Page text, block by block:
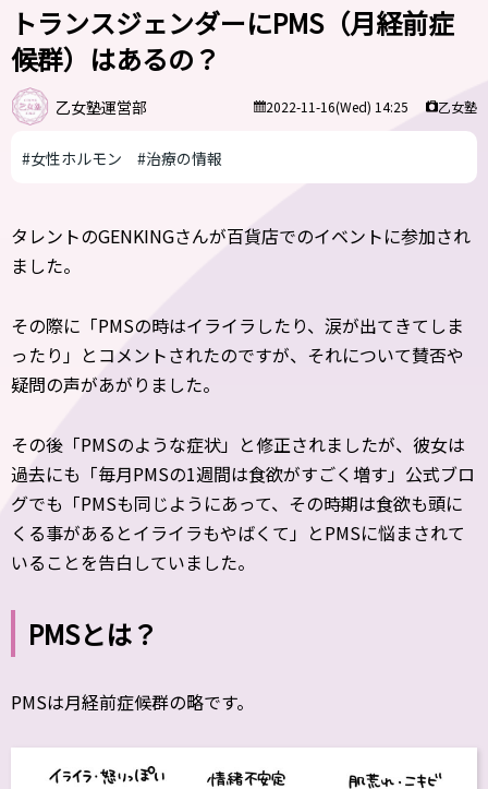
トランスジェンダーにPMS（月経前症
候群）はあるの？
乙女塾運営部 2022-11-16(Wed) 14:25 乙女塾
#女性ホルモン #治療の情報
タレントのGENKINGさんが百貨店でのイベントに参加され
ました。
その際に「PMSの時はイライラしたり、涙が出てきてしま
ったり」とコメントされたのですが、それについて賛否や
疑問の声があがりました。
その後「PMSのような症状」と修正されましたが、彼女は
過去にも「毎月PMSの1週間は食欲がすごく増す」公式ブロ
グでも「PMSも同じようにあって、その時期は食欲も頭に
くる事があるとイライラもやばくて」とPMSに悩まされて
いることを告白していました。
PMSとは？
PMSは月経前症候群の略です。